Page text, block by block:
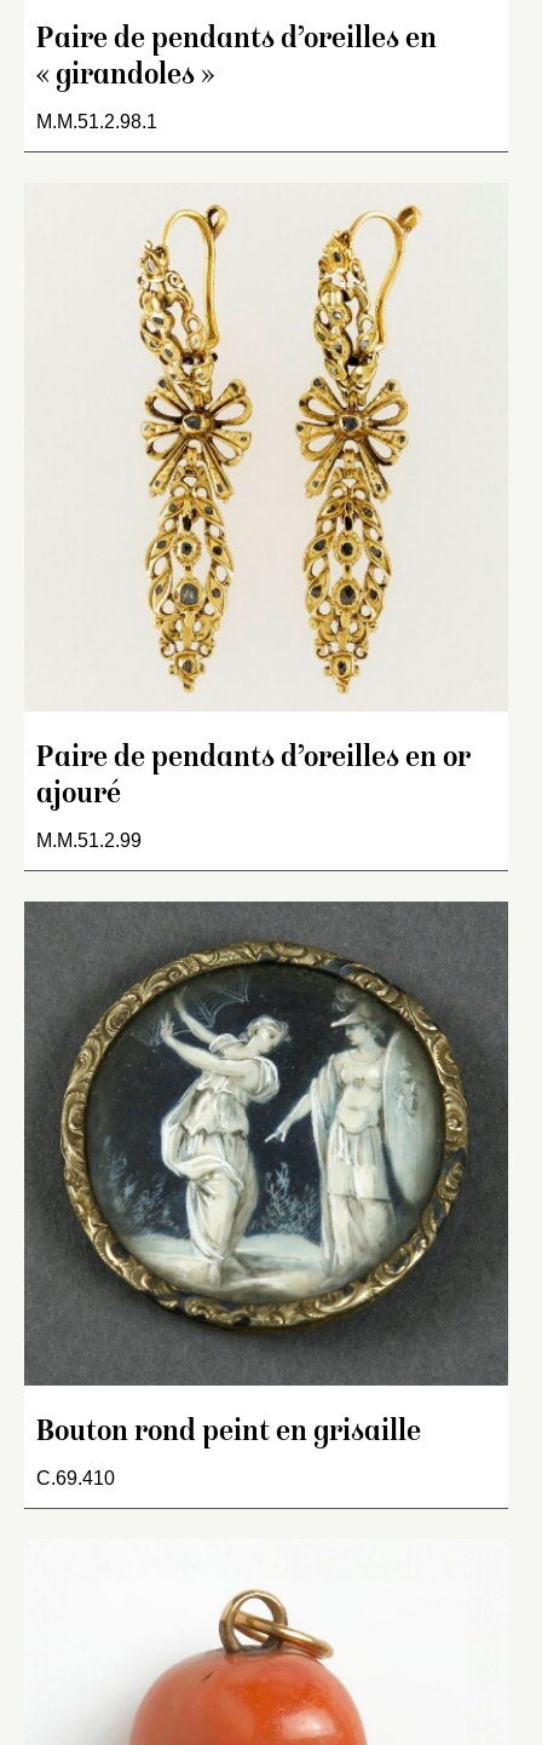
Paire de pendants d’oreilles en
« girandoles »
M.M.51.2.98.1
Paire de pendants d’oreilles en or
ajouré
M.M.51.2.99
Bouton rond peint en grisaille
C.69.410